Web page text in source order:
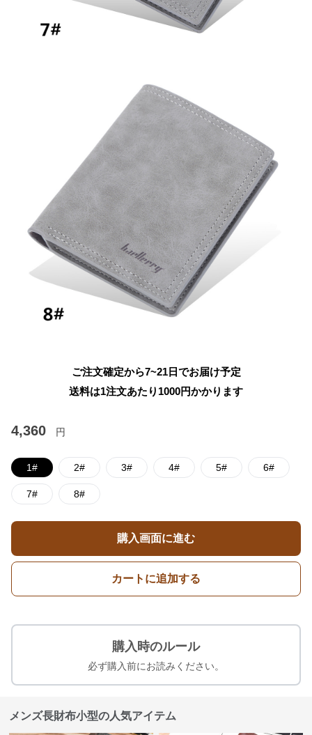
ご注文確定から7~21日でお届け予定
送料は1注文あたり 1000円かかります
4,360 円
1# 2# 3# 4# 5# 6#
7# 8#
購入画面に進む
カートに追加する
購入時のルール
必ず購入前にお読みください。
メンズ長財布小型の人気アイテム